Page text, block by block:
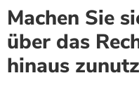
Machen Sie
über das
hinaus